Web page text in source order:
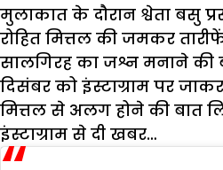
मुलाकात के दौरान श्वेता बसु
रोहित मित्तल की जमकर
सालगिरह का जश्न मनाने की
दिसंबर को इंस्टाग्राम पर
मित्तल से अलग होने की बात
इंस्टाग्राम से दी खबर…